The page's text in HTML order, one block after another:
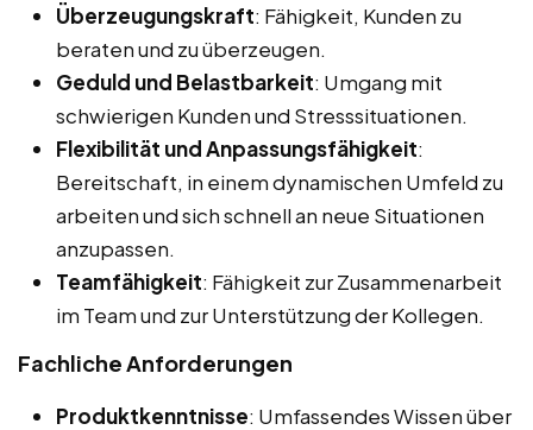
Überzeugungskraft: Fähigkeit, Kunden zu
beraten und zu überzeugen.
Geduld und Belastbarkeit: Umgang mit
schwierigen Kunden und Stresssituationen.
Flexibilität und Anpassungsfähigkeit:
Bereitschaft, in einem dynamischen Umfeld zu
arbeiten und sich schnell an neue Situationen
anzupassen.
Teamfähigkeit: Fähigkeit zur Zusammenarbeit
im Team und zur Unterstützung der Kollegen.
Fachliche Anforderungen
Produktkenntnisse: Umfassendes Wissen über